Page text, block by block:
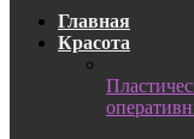
Главная
Красота